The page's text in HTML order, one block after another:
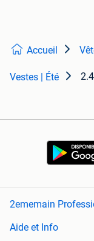
Accueil
Vestes | Été
2ememain
Aide et Info